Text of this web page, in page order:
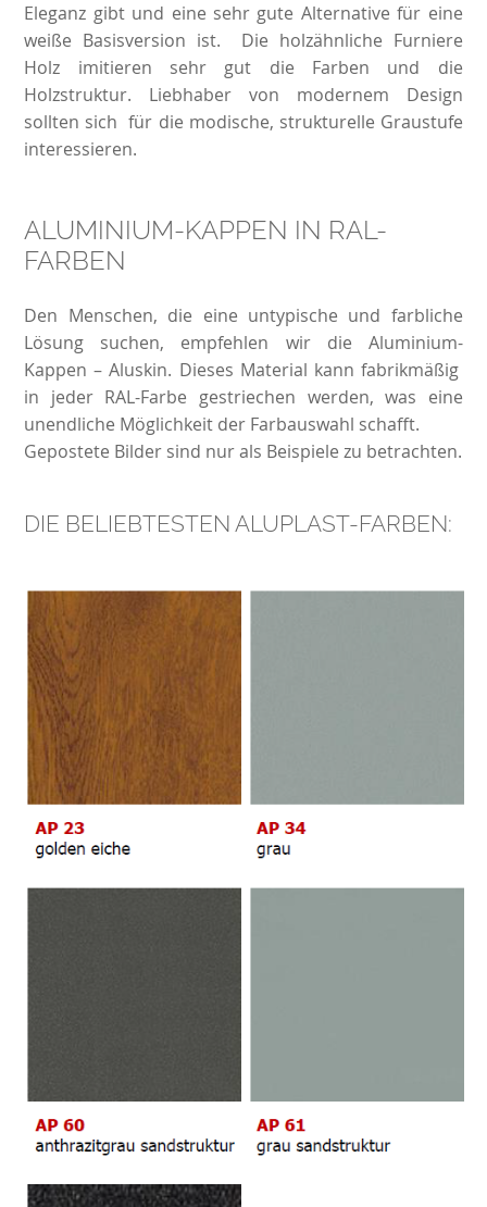
Eleganz gibt und eine sehr gute Alternative für eine
weiße Basisversion ist. Die holzähnliche Furniere
Holz imitieren sehr gut die Farben und die
Holzstruktur. Liebhaber von modernem Design
sollten sich für die modische, strukturelle Graustufe
interessieren.
ALUMINIUM-KAPPEN IN RAL-
FARBEN
Den Menschen, die eine untypische und farbliche
Lösung suchen, empfehlen wir die Aluminium-
Kappen –Aluskin. Dieses Material kann fabrikmäßig
in jeder RAL-Farbe gestriechen werden, was eine
unendliche Möglichkeit der Farbauswahl schafft.
Gepostete Bilder sind nur als Beispiele zu betrachten.
DIE BELIEBTESTEN ALUPLAST-FARBEN: